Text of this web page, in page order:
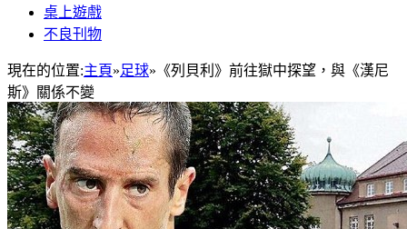
桌上遊戲
不良刊物
現在的位置:主頁»足球» 《列貝利》前往獄中探望，與《漢尼
斯》關係不變